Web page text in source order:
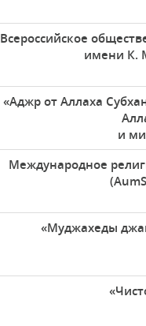
Всероссийское
имени К.
«Аджр от Аллаха
и
Международное
«Муджахеды